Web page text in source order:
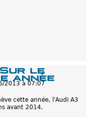
le
année
2013 à 07:07
cette année, l'Audi A3
avant 2014.